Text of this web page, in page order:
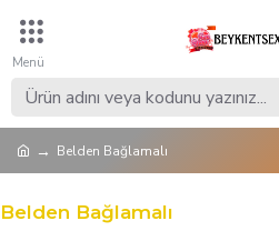
Belden Bağlamalı
Belden Bağlamalı